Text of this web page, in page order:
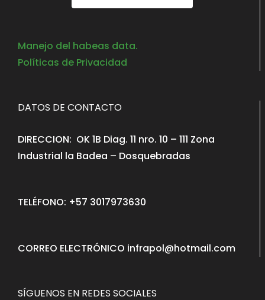
Manejo del habeas data.
Políticas de Privacidad
DATOS DE CONTACTO
DIRECCION: OK 1B Diag. 11 nro. 10 – 111 Zona
Industrial la Badea – Dosquebradas
TELÉFONO: +57 3017973630
CORREO ELECTRÓNICO infrapol@hotmail.com
SÍGUENOS EN REDES SOCIALES